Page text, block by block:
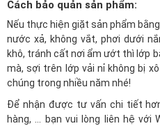
Cách bảo quản sản phẩm:
Nếu thực hiện giặt sản phẩm
nước xả, không vắt, phơi dưới
khô, tránh cất nơi ẩm ướt thì lớp
mà, sợi trên lớp vải nỉ không bị
chúng trong nhiều năm nhé!
Để nhận được tư vấn chi tiết
hàng, ... bạn vui lòng liên hệ với